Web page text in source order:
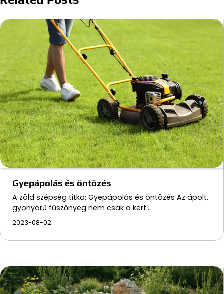
Gyepápolás és öntözés
A zöld szépség titka: Gyepápolás és öntözés Az ápolt,
gyönyörű fűszőnyeg nem csak a kert…
2023-08-02